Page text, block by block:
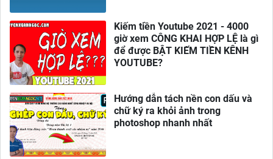
Kiếm tiền Youtube 2021 - 4000
giờ xem CÔNG KHAI HỢP LỆ là gì
để được BẬT KIẾM TIỀN KÊNH
YOUTUBE?
Hướng dẫn tách nền con dấu và
chữ ký ra khỏi ảnh trong
photoshop nhanh nhất